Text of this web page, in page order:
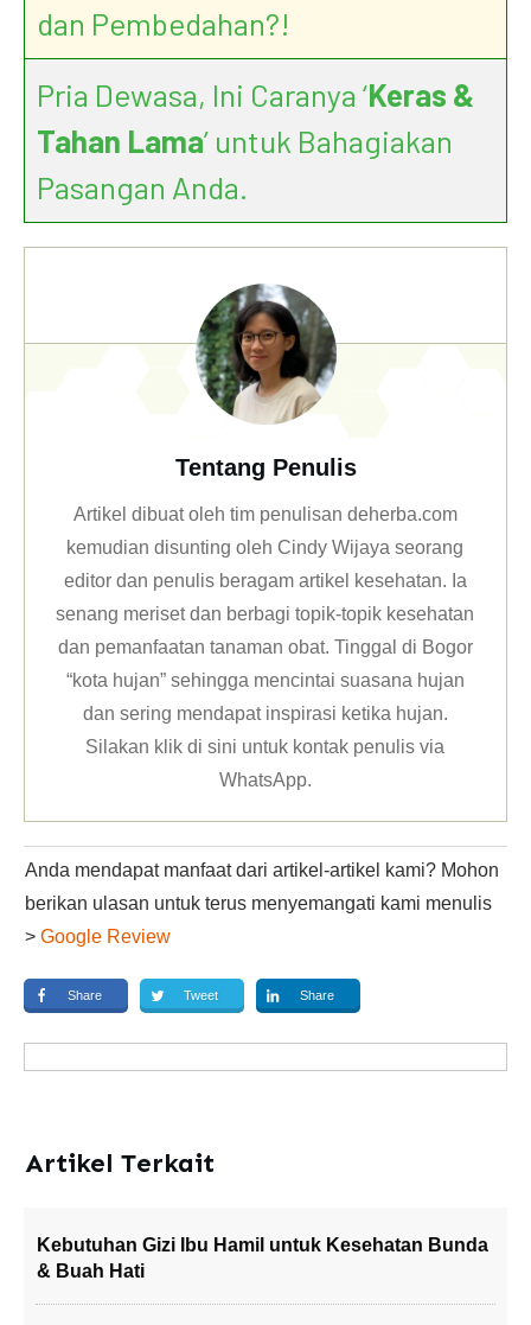
dan Pembedahan?!
Pria Dewasa, Ini Caranya ‘Keras &
Tahan Lama’ untuk Bahagiakan
Pasangan Anda.
Tentang Penulis
Artikel dibuat oleh tim penulisan deherba.com
kemudian disunting oleh Cindy Wijaya seorang
editor dan penulis beragam artikel kesehatan. Ia
senang meriset dan berbagi topik-topik kesehatan
dan pemanfaatan tanaman obat. Tinggal di Bogor
“kota hujan” sehingga mencintai suasana hujan
dan sering mendapat inspirasi ketika hujan.
Silakan klikdi sini untuk kontak penulis via
WhatsApp.
Anda mendapat manfaat dari artikel-artikel kami? Mohon
berikan ulasan untuk terus menyemangati kami menulis
> Google Review
Share Tweet Share
Artikel Terkait
Kebutuhan Gizi Ibu Hamil untuk Kesehatan Bunda
& Buah Hati